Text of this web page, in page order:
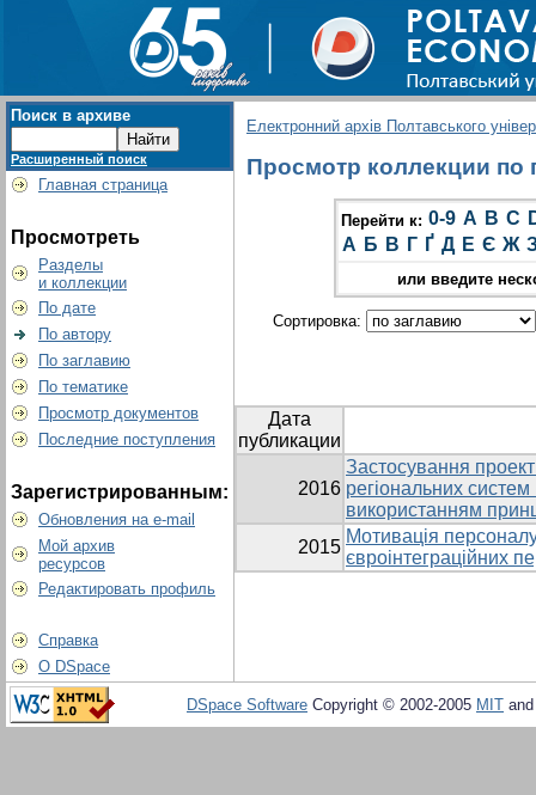
Поиск в архиве
Расширенный поиск
Главная страница
Просмотреть
Разделы
и коллекции
По дате
По автору
По заглавию
По тематике
Просмотр документов
Последние поступления
Зарегистрированным:
Обновления на e-mail
Мой архив
ресурсов
Редактировать профиль
Справка
О DSpace
Електронний архів Полтавського
Просмотр коллекции по
Перейти к: 0-9 A B C
А Б В Г Ґ Д Е Є Ж
или введите
Сортировка:
Дата
публикации
2016
Застосування
регіональних систем
використанням
2015
Мотивація
євроінтеграційних
DSpace Software Copyright © 2002-2005 MIT